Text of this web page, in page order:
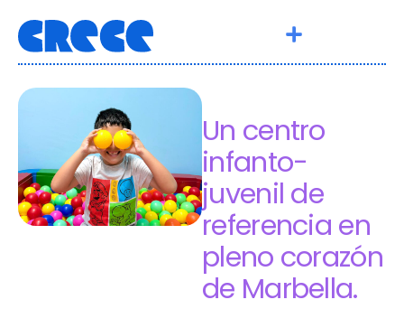
Un centro
infanto-
juvenil de
referencia en
pleno corazón
de Marbella.